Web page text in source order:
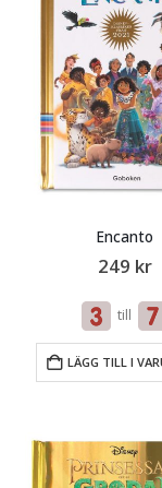
Encanto
249 kr
till
LÄGG TILL I